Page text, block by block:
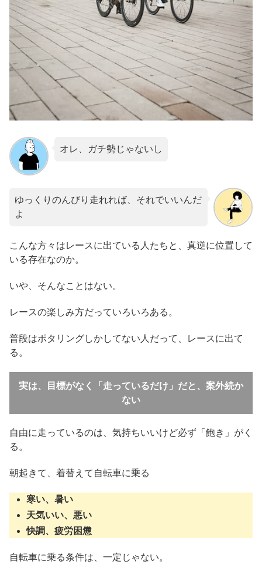
オレ、ガチ勢じゃないし
ゆっくりのんびり走れれば、それでいいんだ
よ
こんな方々はレースに出ている人たちと、真逆に位置して
いる存在なのか。
いや、そんなことはない。
レースの楽しみ方だっていろいろある。
普段はポタリングしかしてない人だって、レースに出て
る。
実は、目標がなく「走っているだけ」だと、案外続か
ない
自由に走っているのは、気持ちいいけど必ず「飽き」がく
る。
朝起きて、着替えて自転車に乗る
寒い、暑い
天気いい、悪い
快調、疲労困憊
自転車に乗る条件は、一定じゃない。